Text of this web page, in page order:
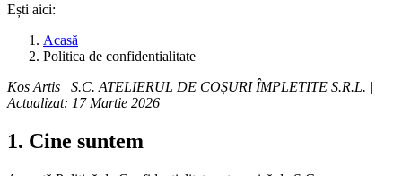
Ești aici:
Acasă
Politica de confidentialitate
Kos Artis | S.C. ATELIERUL DE COȘURI ÎMPLETITE S.R.L. |
Actualizat: 17 Martie 2026
1. Cine suntem